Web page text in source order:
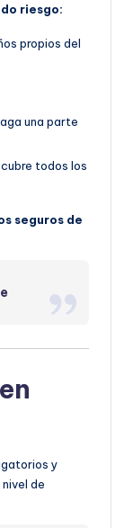
riesgo:
propios del
una parte
todos los
seguros de
y
de